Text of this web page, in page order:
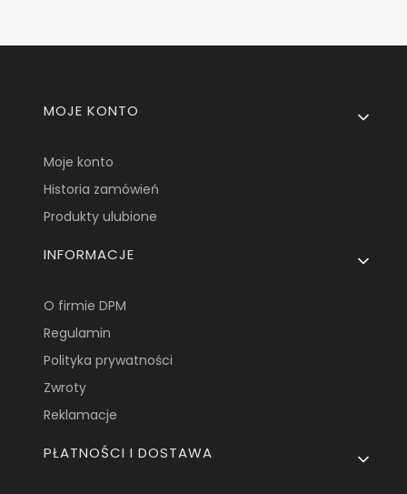
Linki w stopce
MOJE KONTO
Moje konto
Historia zamówień
Produkty ulubione
INFORMACJE
O firmie DPM
Regulamin
Polityka prywatności
Zwroty
Reklamacje
PŁATNOŚCI I DOSTAWA